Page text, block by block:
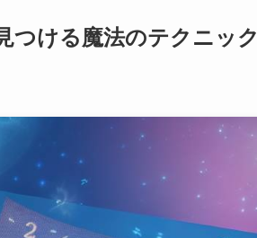
つける魔法のテクニック